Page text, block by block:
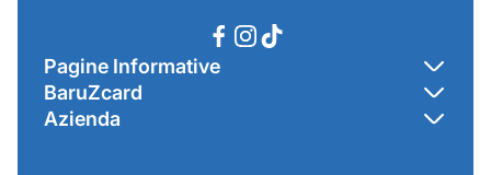
Pagine Informative
Contatti
BaruZcard
Azienda